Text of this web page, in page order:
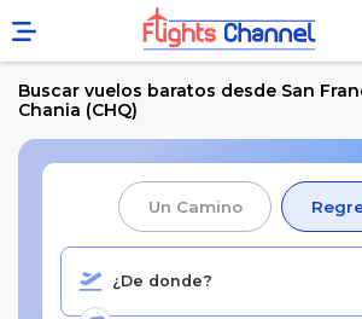
Buscar vuelos baratos desde San
Chania (CHQ)
Un Camino